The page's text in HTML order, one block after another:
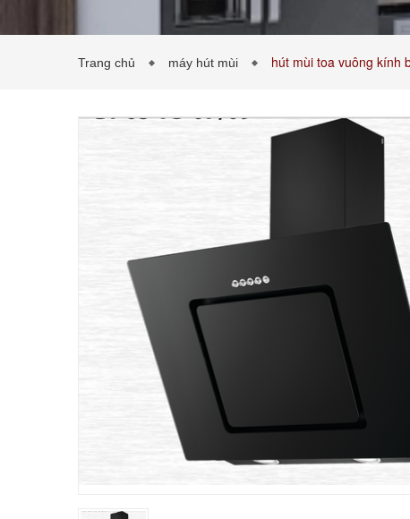
Trang chủ máy hút mùi hút mùi toa vuông kính